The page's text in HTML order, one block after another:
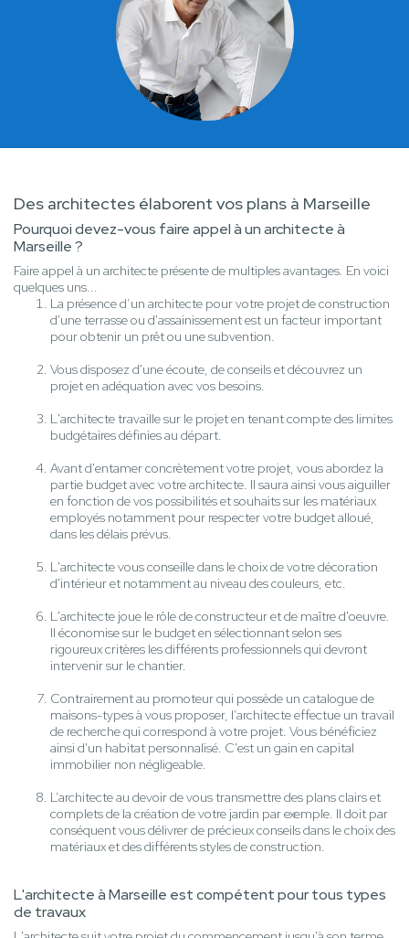
Des architectes élaborent vos plans à Marseille
Pourquoi devez-vous faire appel à un architecte à
Marseille ?
Faire appel à un architecte présente de multiples avantages. En voici
quelques uns...
La présence d’un architecte pour votre projet de construction
d'une terrasse ou d'assainissement est un facteur important
pour obtenir un prêt ou une subvention.
Vous disposez d'une écoute, de conseils et découvrez un
projet en adéquation avec vos besoins.
L'architecte travaille sur le projet en tenant compte des limites
budgétaires définies au départ.
Avant d'entamer concrètement votre projet, vous abordez la
partie budget avec votre architecte. Il saura ainsi vous aiguiller
en fonction de vos possibilités et souhaits sur les matériaux
employés notamment pour respecter votre budget alloué,
dans les délais prévus.
L'architecte vous conseille dans le choix de votre décoration
d'intérieur et notamment au niveau des couleurs, etc.
L'architecte joue le rôle de constructeur et de maître d'oeuvre.
Il économise sur le budget en sélectionnant selon ses
rigoureux critères les différents professionnels qui devront
intervenir sur le chantier.
Contrairement au promoteur qui possède un catalogue de
maisons-types à vous proposer, l’architecte effectue un travail
de recherche qui correspond à votre projet. Vous bénéficiez
ainsi d'un habitat personnalisé. C'est un gain en capital
immobilier non négligeable.
L’architecte au devoir de vous transmettre des plans clairs et
complets de la création de votre jardin par exemple. Il doit par
conséquent vous délivrer de précieux conseils dans le choix des
matériaux et des différents styles de construction.
L'architecte à Marseille est compétent pour tous types
de travaux